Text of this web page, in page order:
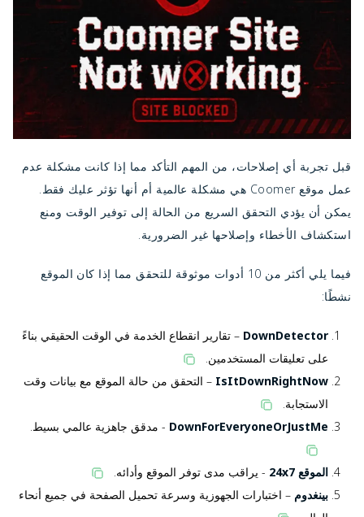
قبل تجربة أي إصلاحات، من المهم التأكد مما إذا كانت مشكلة عدم
عمل موقع Coomer هي مشكلة عالمية أم أنها تؤثر عليك فقط.
يمكن أن يؤدي التحقق السريع من الحالة إلى توفير الوقت ومنع
استكشاف الأخطاء وإصلاحها غير الضرورية.
فيما يلي أكثر من 10 أدوات موثوقة للتحقق مما إذا كان الموقع
نشطًا:
DownDetector – تقارير انقطاع الخدمة في الوقت الحقيقي بناءً
على تعليقات المستخدمين.
IsItDownRightNow – التحقق من حالة الموقع مع بيانات وقت
الاستجابة.
DownForEveryoneOrJustMe - مدقق جاهزية عالمي بسيط.
الموقع 24x7
- يراقب مدى توفر الموقع وأدائه.
بينغدوم – اختبارات الجهوزية وسرعة تحميل الصفحة في جميع أنحاء